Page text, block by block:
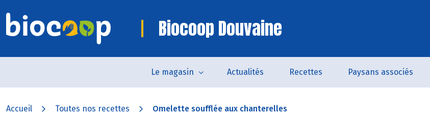
Biocoop Douvaine
Le magasin Actualités Recettes Paysans associés
Accueil Toutes nos recettes Omelette soufflée aux chanterelles